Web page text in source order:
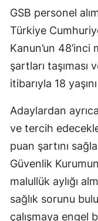
GSB personel
Türkiye
Kanun’un
şartları
itibarıyla 18
Adaylardan
ve tercih
puan şartını
Güvenlik
malullük aylığı
sağlık sorunu
çalışmaya engel